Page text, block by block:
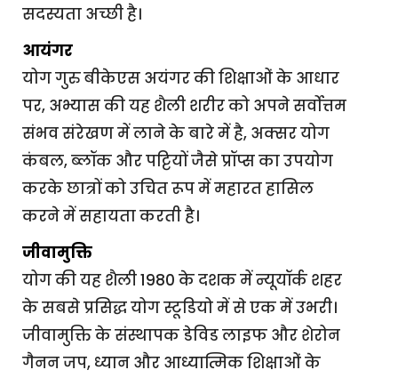
सदस्यता अच्छी है।
आयंगर
योग गुरु बीकेएस अयंगर की शिक्षाओं के आधार
पर, अभ्यास की यह शैली शरीर को अपने सर्वोत्तम
संभव संरेखण में लाने के बारे में है, अक्सर योग
कंबल, ब्लॉक और पट्टियों जैसे प्रॉप्स का उपयोग
करके छात्रों को उचित रूप में महारत हासिल
करने में सहायता करती है।
जीवामुक्ति
योग की यह शैली 1980 के दशक में न्यूयॉर्क शहर
के सबसे प्रसिद्ध योग स्टूडियो में से एक में उभरी।
जीवामुक्ति के संस्थापक डेविड लाइफ और शेरोन
गैनन जप, ध्यान और आध्यात्मिक शिक्षाओं के